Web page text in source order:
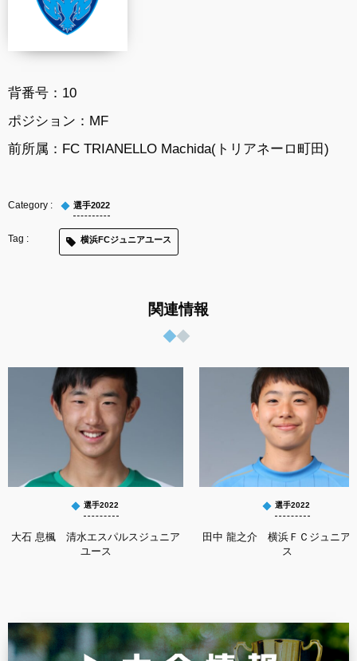
背番号： 10
ポジション： MF
前所属：FC TRIANELLO Machida(トリアネーロ町田)
選手2022
横浜FCジュニアユース
関連情報
選手2022
大石 息楓 清水エスパルスジュニア
ユース
選手2022
田中 龍之介 横浜ＦＣジュニア
ス